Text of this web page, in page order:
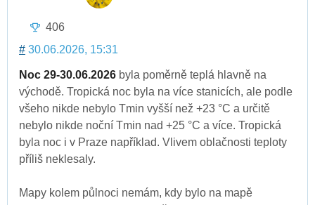
406
# 30.06.2026, 15:31
Noc 29-30.06.2026 byla poměrně teplá hlavně na
východě. Tropická noc byla na více stanicích, ale podle
všeho nikde nebylo Tmin vyšší než +23 °C a určitě
nebylo nikde noční Tmin nad +25 °C a více. Tropická
byla noc i v Praze například. Vlivem oblačnosti teploty
příliš neklesaly.
Mapy kolem půlnoci nemám, kdy bylo na mapě